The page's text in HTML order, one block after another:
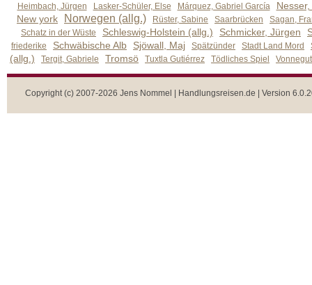
Heimbach, Jürgen Lasker-Schüler, Else Márquez, Gabriel García
New york
Norwegen (allg.) Rüster, Sabine Saarbrücken
Sagan,
Schatz in der Wüste
Schleswig-Holstein (allg.) Schmicker, Jürgen
friederike Schwäbische Alb Sjöwall, Maj Spätzünder Stadt Land Mord
(allg.) Tergit, Gabriele Tromsö Tuxtla Gutiérrez Tödliches Spiel
Copyright (c) 2007-2026 Jens Nommel | Handlungsreisen.de | Version